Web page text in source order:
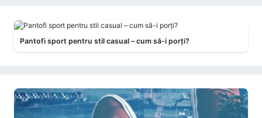
Pantofi sport pentru stil casual – cum să-i porți?